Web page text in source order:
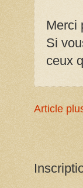
Merci
Si
ceux
Article